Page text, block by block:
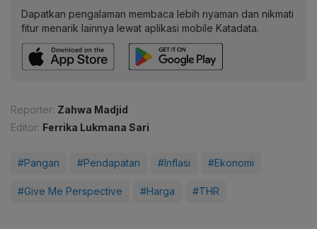
Dapatkan pengalaman membaca lebih nyaman dan nikmati
fitur menarik lainnya lewat aplikasi mobile Katadata.
Reporter: Zahwa Madjid
Editor: Ferrika Lukmana Sari
#Pangan #Pendapatan #Inflasi #Ekonomi
#Give Me Perspective #Harga #THR